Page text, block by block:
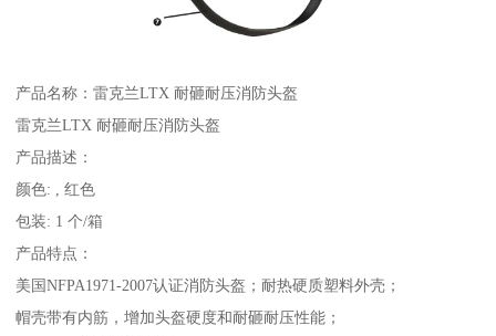
产品名称：雷克兰LTX 耐砸耐压消防头盔
雷克兰LTX 耐砸耐压消防头盔
产品描述：
颜色: , 红色
包装: 1 个/箱
产品特点：
美国NFPA1971-2007认证消防头盔；耐热硬质塑料外壳；
帽壳带有内筋，增加头盔硬度和耐砸耐压性能；